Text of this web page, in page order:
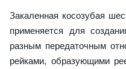
Закаленная косозубая
применяется для
разным передаточным
рейками, образующими